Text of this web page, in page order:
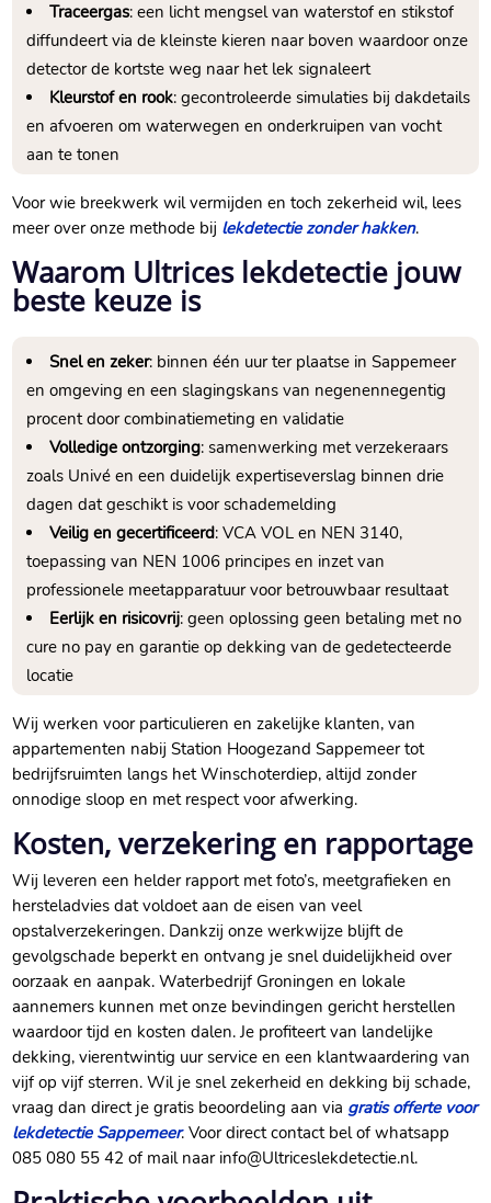
Traceergas: een licht mengsel van waterstof en stikstof
diffundeert via de kleinste kieren naar boven waardoor onze
detector de kortste weg naar het lek signaleert
Kleurstof en rook: gecontroleerde simulaties bij dakdetails
en afvoeren om waterwegen en onderkruipen van vocht
aan te tonen
Voor wie breekwerk wil vermijden en toch zekerheid wil, lees
meer over onze methode bij lekdetectie zonder hakken.​
Waarom Ultrices lekdetectie jouw
beste keuze is
Snel en zeker: binnen één uur ter plaatse in Sappemeer
en omgeving en een slagingskans van negenennegentig
procent door combinatiemeting en validatie
Volledige ontzorging: samenwerking met verzekeraars
zoals Univé en een duidelijk expertiseverslag binnen drie
dagen dat geschikt is voor schademelding
Veilig en gecertificeerd: VCA VOL en NEN 3140,
toepassing van NEN 1006 principes en inzet van
professionele meetapparatuur voor betrouwbaar resultaat
Eerlijk en risicovrij: geen oplossing geen betaling met no
cure no pay en garantie op dekking van de gedetecteerde
locatie
Wij werken voor particulieren en zakelijke klanten, van
appartementen nabij Station Hoogezand Sappemeer tot
bedrijfsruimten langs het Winschoterdiep, altijd zonder
onnodige sloop en met respect voor afwerking.​
Kosten, verzekering en rapportage
Wij leveren een helder rapport met foto’s, meetgrafieken en
hersteladvies dat voldoet aan de eisen van veel
opstalverzekeringen.​ Dankzij onze werkwijze blijft de
gevolgschade beperkt en ontvang je snel duidelijkheid over
oorzaak en aanpak.​ Waterbedrijf Groningen en lokale
aannemers kunnen met onze bevindingen gericht herstellen
waardoor tijd en kosten dalen.​ Je profiteert van landelijke
dekking, vierentwintig uur service en een klantwaardering van
vijf op vijf sterren.​ Wil je snel zekerheid en dekking bij schade,
vraag dan direct je gratis beoordeling aan via gratis offerte voor
lekdetectie Sappemeer.​ Voor direct contact bel of whatsapp
085 080 55 42 of mail naar info@Ultriceslekdetectie.​nl.​